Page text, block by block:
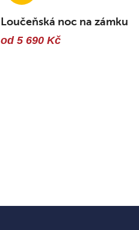
Loučeňská noc na zámku
od 5 690 Kč